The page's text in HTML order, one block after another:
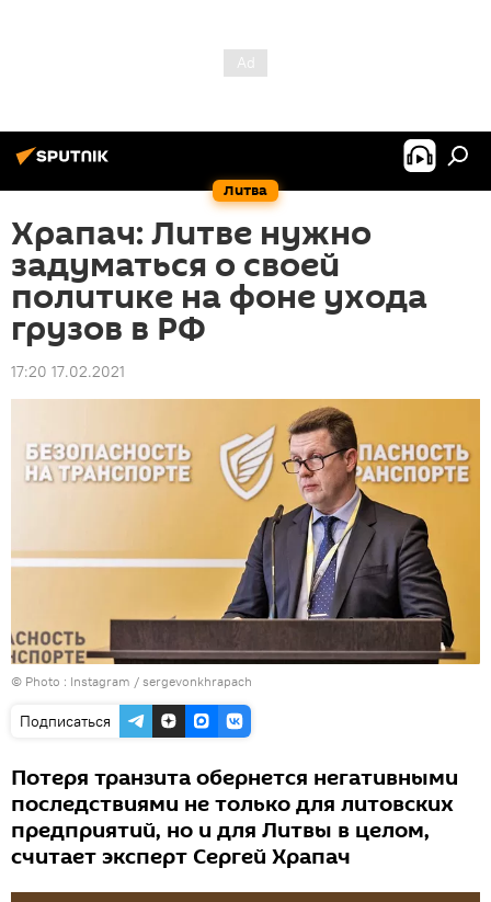
Литва
Храпач: Литве нужно
задуматься о своей
политике на фоне ухода
грузов в РФ
17:20 17.02.2021
© Photo : Instagram / sergevonkhrapach
Подписаться
Потеря транзита обернется негативными
последствиями не только для литовских
предприятий, но и для Литвы в целом,
считает эксперт Сергей Храпач